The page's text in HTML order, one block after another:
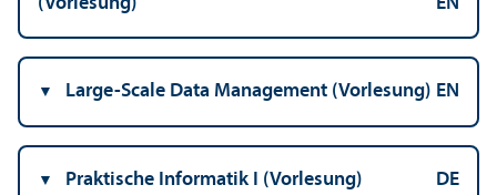
Large-Scale Data Management (Vorlesung) EN
Praktische Informatik I (Vorlesung) DE